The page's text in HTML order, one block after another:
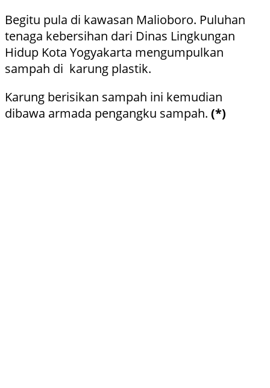
Begitu pula di kawasan Malioboro. Puluhan
tenaga kebersihan dari Dinas Lingkungan
Hidup Kota Yogyakarta mengumpulkan
sampah di karung plastik.
Karung berisikan sampah ini kemudian
dibawa armada pengangku sampah. (*)